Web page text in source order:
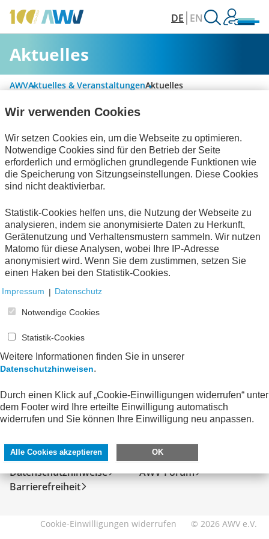
DE EN
Aktuelles
AWVAktuelles & VeranstaltungenAktuelles
Alle Kategorien
Rechnungslegung & Steuern
Technische Standards
Interviews
zum Verein
Keine Nachrichten verfügbar.
SERVICE
Kontakt
Impressum
Datenschutzhinweise
Barrierefreiheit
DIREKT ZU
FeRD
eXTra
AWV-Forum
Cookie-Einwilligungen widerrufen © 2026 AWV e.V.
Wir verwenden Cookies
Wir setzen Cookies ein, um die Webseite zu optimieren.
Notwendige Cookies sind für den Betrieb der Seite
erforderlich und ermöglichen grundlegende Funktionen wie
die Speicherung von Sitzungseinstellungen. Diese Cookies
sind nicht deaktivierbar.
Statistik-Cookies helfen uns, die Nutzung der Webseite zu
analysieren, indem sie anonymisierte Daten zu Herkunft,
Gerätenutzung und Verhaltensmustern sammeln. Wir nutzen
Matomo für diese Analysen, wobei Ihre IP-Adresse
anonymisiert wird. Wenn Sie dem zustimmen, setzen Sie
einen Haken bei den Statistik-Cookies.
Impressum | Datenschutz
Notwendige Cookies
Statistik-Cookies
Weitere Informationen finden Sie in unserer
Datenschutzhinweisen.
Durch einen Klick auf „Cookie-Einwilligungen widerrufen“ unter
dem Footer wird Ihre erteilte Einwilligung automatisch
widerrufen und Sie können Ihre Einwilligung neu anpassen.
Alle Cookies akzeptieren OK